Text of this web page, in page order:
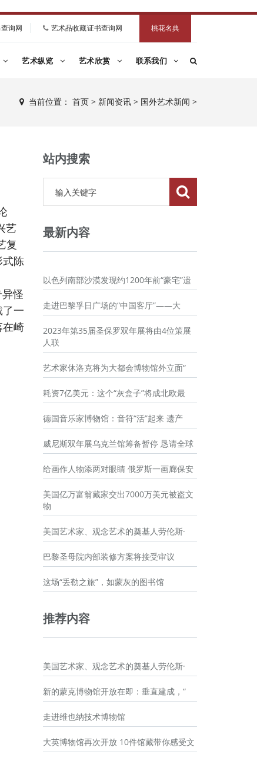
询网 艺术品收藏证书查询网 桃花名典
艺术纵览 艺术欣赏 联系我们
当前位置： 首页 > 新闻资讯 > 国外艺术新闻 >
艺
复
式陈
怪
一
在崎
站内搜索
最新内容
以色列南部沙漠发现约1200年前“豪宅”遗
走进巴黎孚日广场的“中国客厅”——大
2023年第35届圣保罗双年展将由4位策展
人联
艺术家休洛克将为大都会博物馆外立面“
耗资7亿美元：这个“灰盒子”将成北欧最
德国音乐家博物馆：音符“活”起来 遗产
威尼斯双年展乌克兰馆筹备暂停 恳请全球
给画作人物添两对眼睛 俄罗斯一画廊保安
美国亿万富翁藏家交出7000万美元被盗文
物
美国艺术家、观念艺术的奠基人劳伦斯·
巴黎圣母院内部装修方案将接受审议
这场“丢勒之旅”，如蒙灰的图书馆
推荐内容
美国艺术家、观念艺术的奠基人劳伦斯·
新的蒙克博物馆开放在即：垂直建成，“
走进维也纳技术博物馆
大英博物馆再次开放 10件馆藏带你感受文